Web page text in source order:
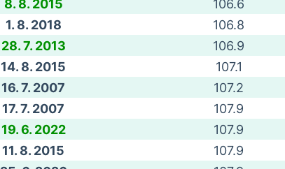
8. 8. 2015
106.6
1. 8. 2018
106.8
28. 7. 2013
106.9
14. 8. 2015
107.1
16. 7. 2007
107.2
17. 7. 2007
107.9
19. 6. 2022
107.9
11. 8. 2015
107.9